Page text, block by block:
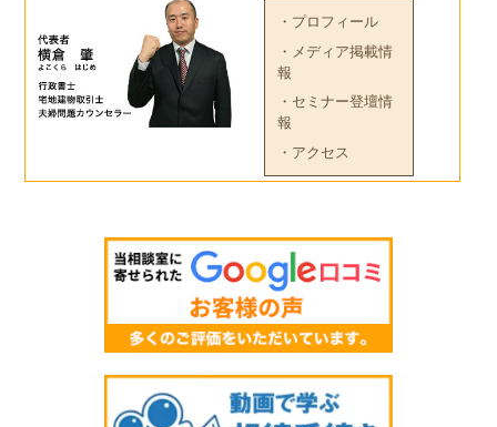
・プロフィール
・メディア掲載情
報
・セミナー登壇情
報
・アクセス